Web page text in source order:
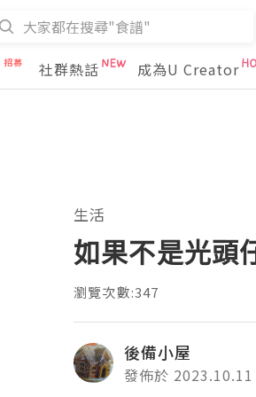
社群熱話 成為U Creator
生活
如果不是光頭
瀏覽次數:347
後備小屋
發佈於 2023.10.11